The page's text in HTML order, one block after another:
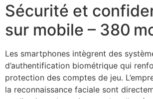
Sécurité et
sur mobile – 380
Les smartphones intègrent des
d’authentification biométrique qui
protection des comptes de jeu.
la reconnaissance faciale sont